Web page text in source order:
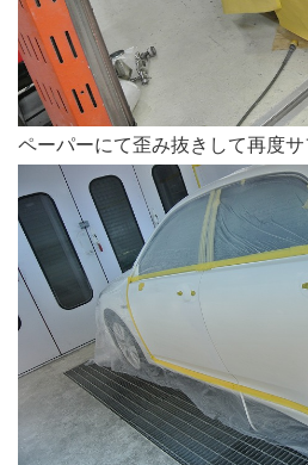
ペーパーにて歪み抜きして再度サ